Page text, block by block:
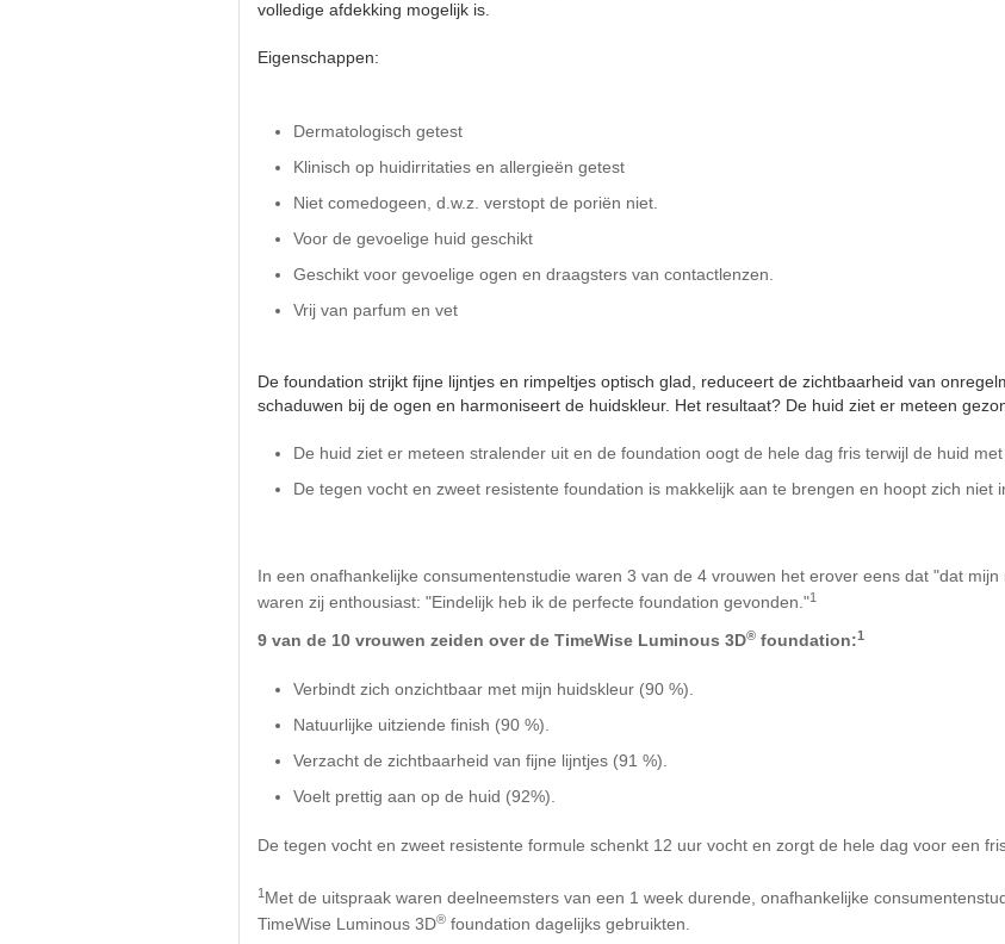
volledige afdekking mogelijk is.
Eigenschappen:
Dermatologisch getest
Klinisch op huidirritaties en allergieën getest
Niet comedogeen, d.w.z. verstopt de poriën niet.
Voor de gevoelige huid geschikt
Geschikt voor gevoelige ogen en draagsters van contactlenzen.
Vrij van parfum en vet
De foundation strijkt fijne lijntjes en rimpeltjes optisch glad, reduceert de zichtbaarheid van
schaduwen bij de ogen en harmoniseert de huidskleur. Het resultaat? De huid ziet er meteen
De huid ziet er meteen stralender uit en de foundation oogt de hele dag fris terwijl de huid met
De tegen vocht en zweet resistente foundation is makkelijk aan te brengen en hoopt zich niet
In een onafhankelijke consumentenstudie waren 3 van de 4 vrouwen het erover eens dat "dat mijn
waren zij enthousiast: "Eindelijk heb ik de perfecte foundation gevonden."1
9 van de 10 vrouwen zeiden over de TimeWise Luminous 3D®foundation:1
Verbindt zich onzichtbaar met mijn huidskleur (90 %).
Natuurlijke uitziende finish (90 %).
Verzacht de zichtbaarheid van fijne lijntjes (91 %).
Voelt prettig aan op de huid (92%).
De tegen vocht en zweet resistente formule schenkt 12 uur vocht en zorgt de hele dag voor een
1Met de uitspraak waren deelneemsters van een 1 week durende, onafhankelijke
TimeWise Luminous 3D®foundation dagelijks gebruikten.